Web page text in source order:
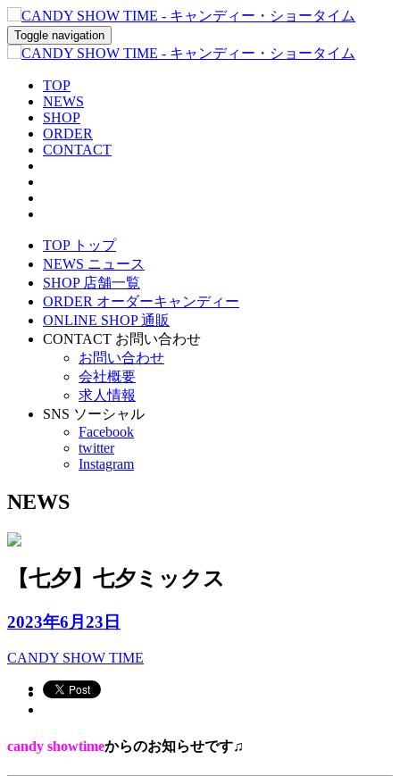
Toggle navigation
TOP
NEWS
SHOP
ORDER
CONTACT
TOP トップ
NEWS ニュース
SHOP 店舗一覧
ORDER オーダーキャンディー
ONLINE SHOP通販
CONTACT お問い合わせ
お問い合わせ
会社概要
求人情報
SNS ソーシャル
Facebook
twitter
Instagram
NEWS
【七夕】七夕ミックス
2023年6月23日
CANDY SHOW TIME
candy showtimeからのお知らせです♫